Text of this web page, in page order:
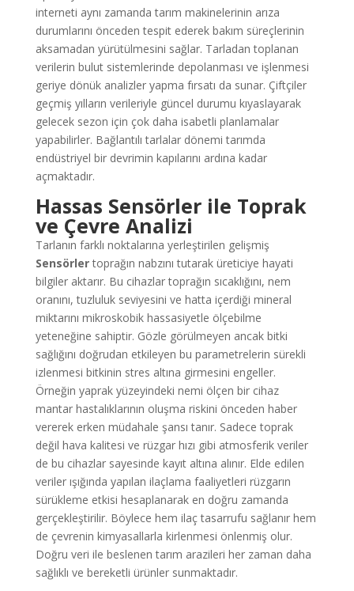
interneti aynı zamanda tarım makinelerinin arıza
durumlarını önceden tespit ederek bakım süreçlerinin
aksamadan yürütülmesini sağlar. Tarladan toplanan
verilerin bulut sistemlerinde depolanması ve işlenmesi
geriye dönük analizler yapma fırsatı da sunar. Çiftçiler
geçmiş yılların verileriyle güncel durumu kıyaslayarak
gelecek sezon için çok daha isabetli planlamalar
yapabilirler. Bağlantılı tarlalar dönemi tarımda
endüstriyel bir devrimin kapılarını ardına kadar
açmaktadır.
Hassas Sensörler ile Toprak
ve Çevre Analizi
Tarlanın farklı noktalarına yerleştirilen gelişmiş
Sensörlertoprağın nabzını tutarak üreticiye hayati
bilgiler aktarır. Bu cihazlar toprağın sıcaklığını, nem
oranını, tuzluluk seviyesini ve hatta içerdiği mineral
miktarını mikroskobik hassasiyetle ölçebilme
yeteneğine sahiptir. Gözle görülmeyen ancak bitki
sağlığını doğrudan etkileyen bu parametrelerin sürekli
izlenmesi bitkinin stres altına girmesini engeller.
Örneğin yaprak yüzeyindeki nemi ölçen bir cihaz
mantar hastalıklarının oluşma riskini önceden haber
vererek erken müdahale şansı tanır. Sadece toprak
değil hava kalitesi ve rüzgar hızı gibi atmosferik veriler
de bu cihazlar sayesinde kayıt altına alınır. Elde edilen
veriler ışığında yapılan ilaçlama faaliyetleri rüzgarın
sürükleme etkisi hesaplanarak en doğru zamanda
gerçekleştirilir. Böylece hem ilaç tasarrufu sağlanır hem
de çevrenin kimyasallarla kirlenmesi önlenmiş olur.
Doğru veri ile beslenen tarım arazileri her zaman daha
sağlıklı ve bereketli ürünler sunmaktadır.